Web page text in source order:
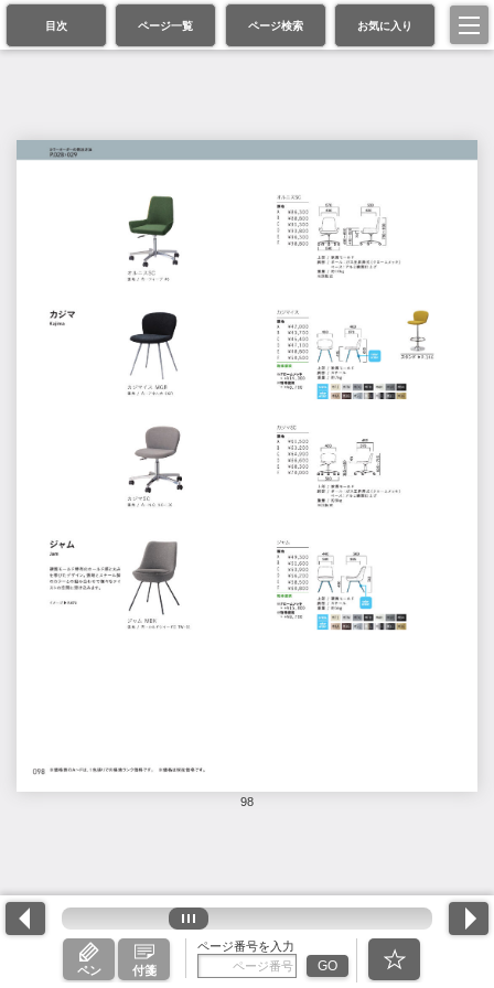
目次 ページ一覧 ページ検索 お気に入り
98
ペン 付箋
ページ番号を入力
GO